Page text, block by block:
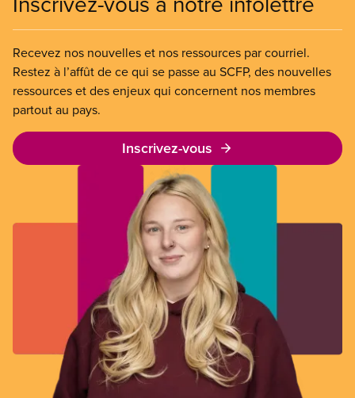
Recevez nos nouvelles et nos ressources par courriel.
Restez à l’affût de ce qui se passe au SCFP, des nouvelles
ressources et des enjeux qui concernent nos membres
partout au pays.
Inscrivez-vous